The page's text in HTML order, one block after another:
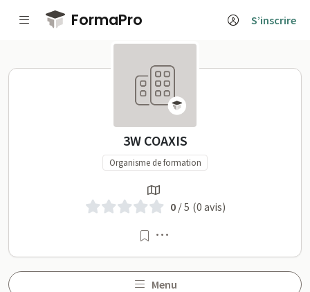
Passer au contenu principal
FormaPro S’inscrire
3W COAXIS sur FormaPro
3W COAXIS
Organisme de formation
0/ 5 (0 avis)
Menu